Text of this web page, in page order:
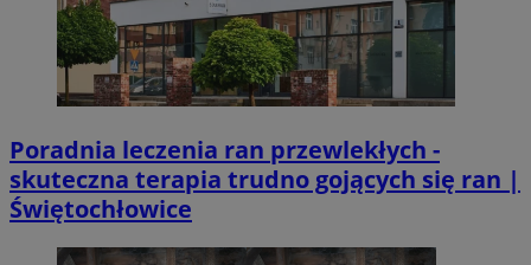
Poradnia leczenia ran przewlekłych -
skuteczna terapia trudno gojących się ran |
Świętochłowice